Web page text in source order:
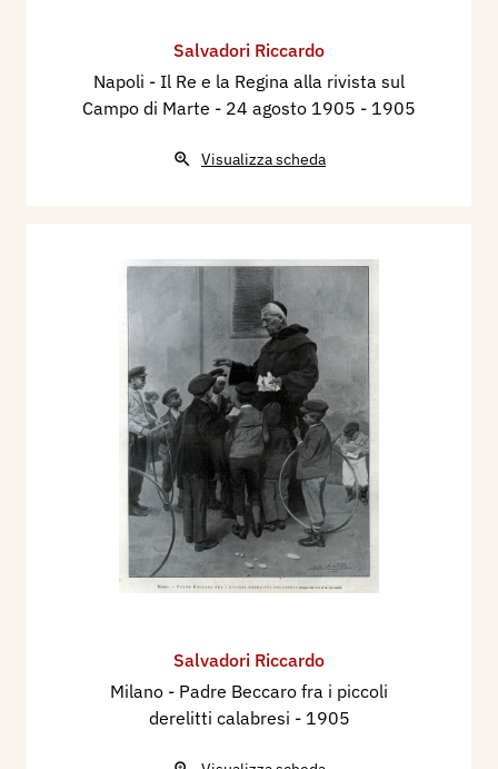
Salvadori Riccardo
Napoli - Il Re e la Regina alla rivista sul
Campo di Marte - 24 agosto 1905 - 1905
Visualizza scheda
Salvadori Riccardo
Milano - Padre Beccaro fra i piccoli
derelitti calabresi - 1905